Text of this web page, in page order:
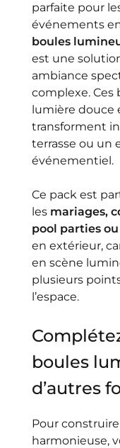
parfaite pour
événements
boules
est une
ambiance
complexe.
lumière douce
transforment
terrasse ou un
événementiel.
Ce pack est
les mariages,
pool parties
en extérieur,
en scène
plusieurs
l’espace.
boules
d’autres
Pour
harmonieuse,